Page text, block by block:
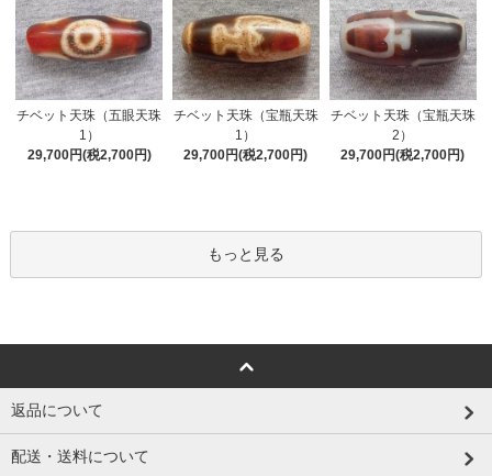
チベット天珠（五眼天珠
1）
29,700円(税2,700円)
チベット天珠（宝瓶天珠
1）
29,700円(税2,700円)
チベット天珠（宝瓶天珠
2）
29,700円(税2,700円)
もっと見る
返品について
配送・送料について